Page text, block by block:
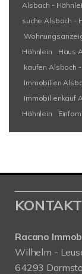
Alsbach -
suche Alsbach -
Hähnlein
Haus
kaufen Alsbach
Immobilien
Immobilienkauf
Hähnlein
KONTAKT
Racano
Wilhelm -
64293